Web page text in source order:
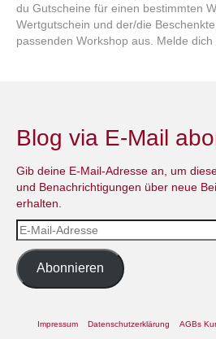
du Gutscheine für einen bestimmten
Wertgutschein und der/die
passenden Workshop aus. Melde dich
Blog via E-Mail
Gib deine E-Mail-Adresse an, um
und Benachrichtigungen über neue
erhalten.
E-
Mail-
Adresse
Abonnieren
Impressum Datenschutzerklärung AGBs